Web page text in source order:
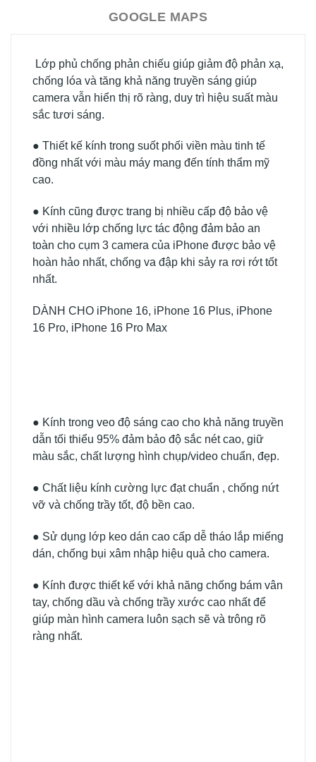
GOOGLE MAPS
Lớp phủ chống phản chiếu giúp giảm độ phản xạ,
chống lóa và tăng khả năng truyền sáng giúp
camera vẫn hiển thị rõ ràng, duy trì hiệu suất màu
sắc tươi sáng.
● Thiết kế kính trong suốt phối viền màu tinh tế
đồng nhất với màu máy mang đến tính thẩm mỹ
cao.
● Kính cũng được trang bị nhiều cấp độ bảo vệ
với nhiều lớp chống lực tác động đảm bảo an
toàn cho cụm 3 camera của iPhone được bảo vệ
hoàn hảo nhất, chống va đập khi sảy ra rơi rớt tốt
nhất.
DÀNH CHO iPhone 16, iPhone 16 Plus, iPhone
16 Pro, iPhone 16 Pro Max
● Kính trong veo độ sáng cao cho khả năng truyền
dẫn tối thiểu 95% đảm bảo độ sắc nét cao, giữ
màu sắc, chất lượng hình chụp/video chuẩn, đẹp.
● Chất liệu kính cường lực đạt chuẩn , chống nứt
vỡ và chống trầy tốt, độ bền cao.
● Sử dụng lớp keo dán cao cấp dễ tháo lắp miếng
dán, chống bụi xâm nhập hiệu quả cho camera.
● Kính được thiết kế với khả năng chống bám vân
tay, chống dầu và chống trầy xước cao nhất để
giúp màn hình camera luôn sạch sẽ và trông rõ
ràng nhất.